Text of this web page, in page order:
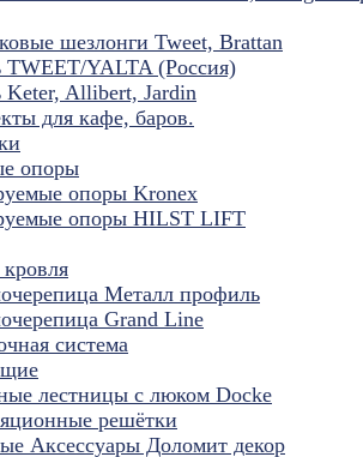
шезлонги Tweet, Brattan
TWEET/YALTA (Россия)
Keter, Allibert, Jardin
для кафе, баров.
опоры
опоры Kronex
опоры HILST LIFT
Металл профиль
Grand Line
система
лестницы с люком Docke
решётки
Аксессуары Доломит декор